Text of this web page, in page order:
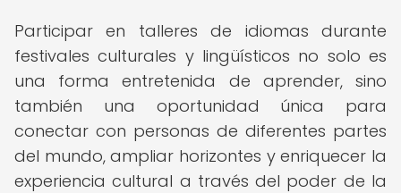
Participar en talleres de idiomas durante
festivales culturales y lingüísticos no solo es
una forma entretenida de aprender, sino
también una oportunidad única para
conectar con personas de diferentes partes
del mundo, ampliar horizontes y enriquecer la
experiencia cultural a través del poder de la